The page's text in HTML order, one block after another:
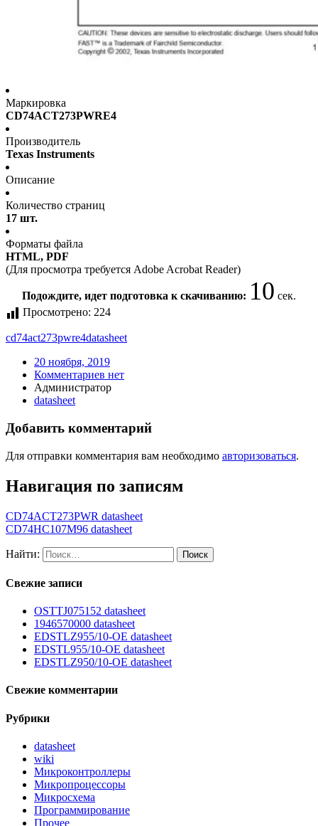
Маркировка
CD74ACT273PWRE4
Производитель
Texas Instruments
Описание
Количество страниц
17 шт.
Форматы файла
HTML, PDF
(Для просмотра требуется Adobe Acrobat Reader)
Подождите, идет подготовка к скачиванию: 10 сек.
Просмотрено: 224
cd74act273pwre4datasheet
20 ноября, 2019
Комментариев нет
Администратор
datasheet
Добавить комментарий
Для отправки комментария вам необходимо авторизоваться.
Навигация по записям
CD74ACT273PWR datasheet
CD74HC107M96 datasheet
Найти:
Свежие записи
OSTTJ075152 datasheet
1946570000 datasheet
EDSTLZ955/10-OE datasheet
EDSTL955/10-OE datasheet
EDSTLZ950/10-OE datasheet
Свежие комментарии
Рубрики
datasheet
wiki
Микроконтроллеры
Микропроцессоры
Микросхема
Программирование
Прочее